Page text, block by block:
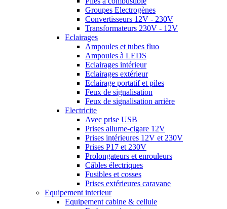
Groupes Electrogènes
Convertisseurs 12V - 230V
Transformateurs 230V - 12V
Eclairages
Ampoules et tubes fluo
Ampoules à LEDS
Eclairages intérieur
Eclairages extérieur
Eclairage portatif et piles
Feux de signalisation
Feux de signalisation arrière
Electricite
Avec prise USB
Prises allume-cigare 12V
Prises intérieures 12V et 230V
Prises P17 et 230V
Prolongateurs et enrouleurs
Câbles électriques
Fusibles et cosses
Prises extérieures caravane
Equipement interieur
Equipement cabine & cellule